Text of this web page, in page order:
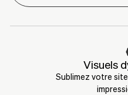
Visuels
Sublimez votre